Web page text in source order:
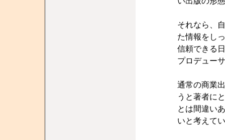
それなら、
た情報をし
信頼できる
プロデュー
通常の商業
うと著者に
とは間違い
いと考えて